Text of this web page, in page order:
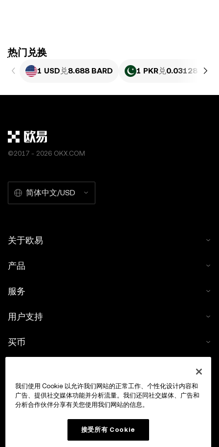
ִִִִִִִִִִִִִִִִִִִִִִִִִִִִִִִִִִִִִִִִִִִִִִִִ热门兑换
1 USD 兑8.688 BARD 1 PKR兑0.03128
©2017 - 2026 OKX.COM
简体中文/USD
关于欧易
产品
服务
用户支持
买币
交易
我们使用 Cookie 以允许我们网站的正常工作、个性化设计内容和
广告、提供社交媒体功能并分析流量。我们还同社交媒体、广告和
分析合作伙伴分享有关您使用我们网站的信息。
接受所有 Cookie